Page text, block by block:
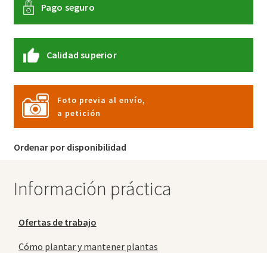
Pago seguro
Calidad superior
Foto previa al envío,
a petición
Ordenar por disponibilidad
Información práctica
Ofertas de trabajo
Cómo plantar y mantener plantas